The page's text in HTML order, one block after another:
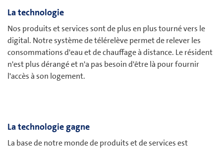
La technologie
Nos produits et services sont de plus en plus tourné vers le
digital. Notre système de télérelève permet de relever les
consommations d'eau et de chauffage à distance. Le résident
n'est plus dérangé et n'a pas besoin d'être là pour fournir
l'accès à son logement.
La technologie gagne
La base de notre monde de produits et de services est